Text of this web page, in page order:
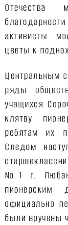
активисты
цветы к
Центральным
ряды
учащихся
клятву
ребятам их
Следом
№1 г.
пионерским
официально
были вручены